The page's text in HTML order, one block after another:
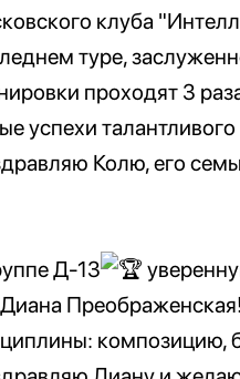
клуба
туре,
проходят 3
успехи
Колю, его
Д-13
Диана
композицию,